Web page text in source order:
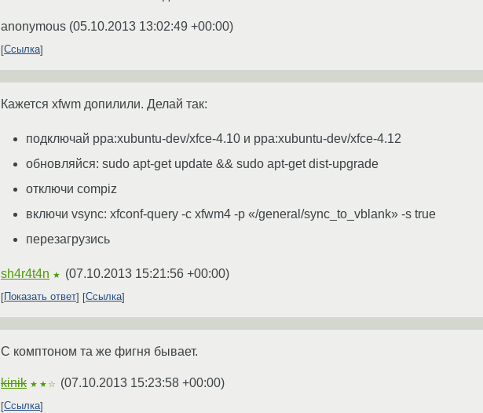
anonymous (05.10.2013 13:02:49 +00:00)
Ссылка
Кажется xfwm допилили. Делай так:
подключай ppa:xubuntu-dev/xfce-4.10 и ppa:xubuntu-dev/xfce-4.12
обновляйся: sudo apt-get update && sudo apt-get dist-upgrade
отключи compiz
включи vsync: xfconf-query -c xfwm4 -p «/general/sync_to_vblank» -s true
перезагрузись
sh4r4t4n ★ (07.10.2013 15:21:56 +00:00)
Показать ответ Ссылка
С комптоном та же фигня бывает.
kinik ★★☆ (07.10.2013 15:23:58 +00:00)
Ссылка